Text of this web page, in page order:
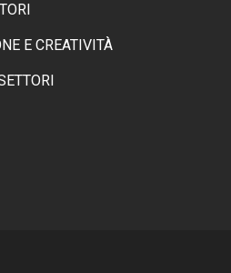
E CREATIVITÀ